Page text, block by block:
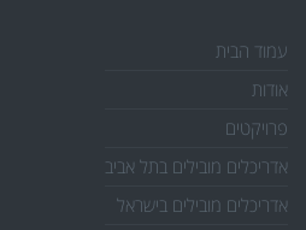
עמוד הבית
אודות
פרויקטים
אדריכלים מובילים בתל אביב
אדריכלים מובילים בישראל